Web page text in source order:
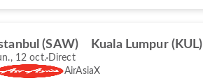
(SAW) Kuala Lumpur (KUL)
12 oct. Direct
AirAsiaX